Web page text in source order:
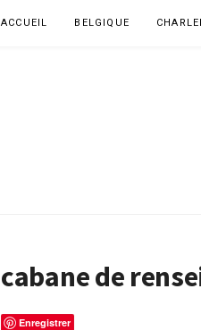
ACCUEIL BELGIQUE
cabane de
Enregistrer